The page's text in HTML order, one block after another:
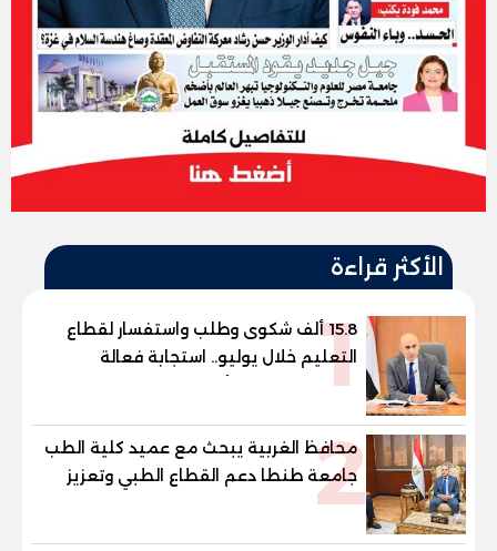
الأكثر قراءة
115.8 ألف شكوى وطلب واستفسار لقطاع
التعليم خلال يوليو.. استجابة فعالة
لشكاوى الطلاب وأولياء الأمور
2
محافظ الغربية يبحث مع عميد كلية الطب
جامعة طنطا دعم القطاع الطبي وتعزيز
الاستفادة من الخبرات الأكاديمية